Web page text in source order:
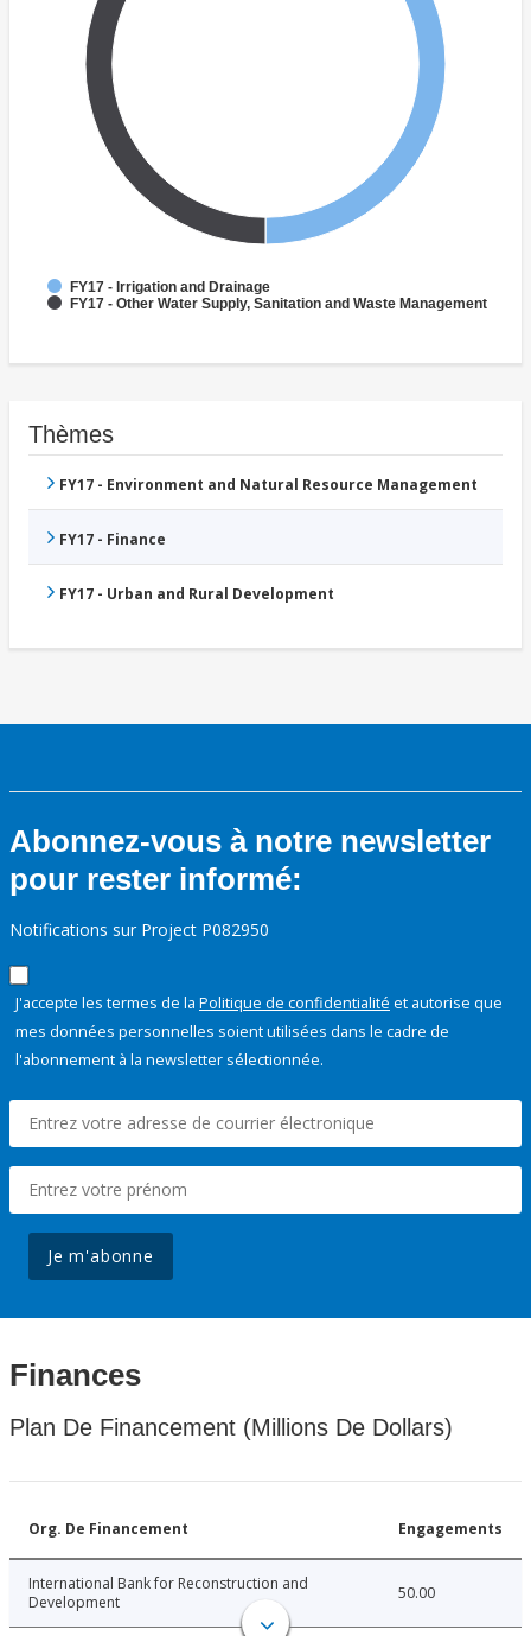
FY17 - Irrigation and Drainage
FY17 - Other Water Supply, Sanitation and Waste Management
Thèmes
FY17 - Environment and Natural Resource Management
FY17 - Finance
FY17 - Urban and Rural Development
Abonnez-vous à notre newsletter
pour rester informé:
Notifications sur Project P082950
J'accepte les termes de la Politique de confidentialité et autorise que
mes données personnelles soient utilisées dans le cadre de
l'abonnement à la newsletter sélectionnée.
Je m'abonne
Finances
Plan De Financement (Millions De Dollars)
Org. De Financement Engagements
International Bank for Reconstruction and
Development
50.00